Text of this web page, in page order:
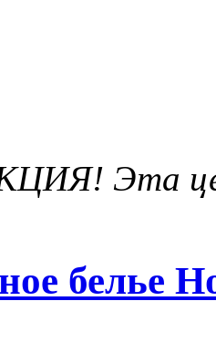
Эта
белье